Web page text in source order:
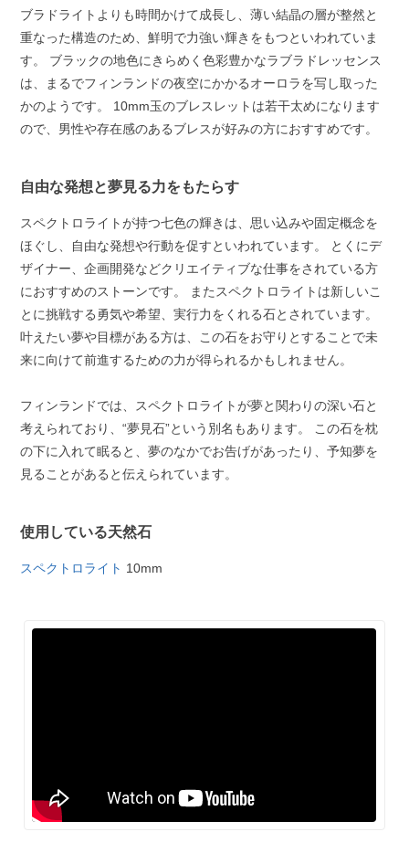
ブラドライトよりも時間かけて成長し、薄い結晶の層が整然と
重なった構造のため、鮮明で力強い輝きをもつといわれていま
す。 ブラックの地色にきらめく色彩豊かなラブラドレッセンス
は、まるでフィンランドの夜空にかかるオーロラを写し取った
かのようです。 10mm玉のブレスレットは若干太めになります
ので、男性や存在感のあるブレスが好みの方におすすめです。
自由な発想と夢見る力をもたらす
スペクトロライトが持つ七色の輝きは、思い込みや固定概念を
ほぐし、自由な発想や行動を促すといわれています。 とくにデ
ザイナー、企画開発などクリエイティブな仕事をされている方
におすすめのストーンです。 またスペクトロライトは新しいこ
とに挑戦する勇気や希望、実行力をくれる石とされています。
叶えたい夢や目標がある方は、この石をお守りとすることで未
来に向けて前進するための力が得られるかもしれません。
フィンランドでは、スペクトロライトが夢と関わりの深い石と
考えられており、“夢見石”という別名もあります。 この石を枕
の下に入れて眠ると、夢のなかでお告げがあったり、予知夢を
見ることがあると伝えられています。
使用している天然石
スペクトロライト 10mm